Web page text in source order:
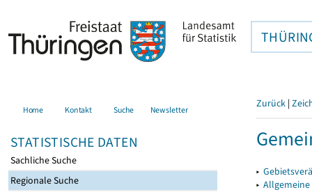
Home Kontakt Suche Newsletter
STATISTISCHE DATEN
Sachliche Suche
Regionale Suche
Zurück |
▸
▸